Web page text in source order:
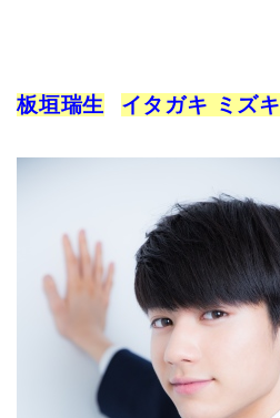
板垣瑞生 イタガキ ミズキ